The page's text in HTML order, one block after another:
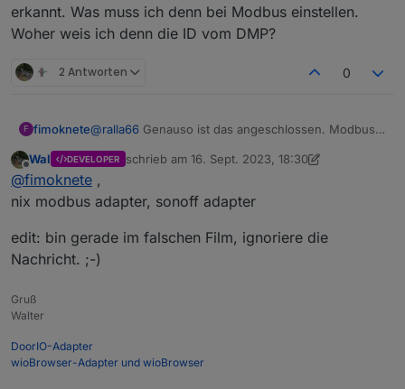
erkannt. Was muss ich denn bei Modbus einstellen.
Woher weis ich denn die ID vom DMP?
2 Antworten 0
F fimoknete@ralla66 Genauso ist das angeschlossen. Modbus
Gerätemanager ist der Stick allerdings als Port10
Serial erkannt. Was muss ich denn bei Modbus
einstellen. Woher weis ich denn die ID vom DMP?
Offline
Wal DEVELOPER schrieb am 16. Sept. 2023, 18:30
zuletzt editiert von Wal
@fimoknete ,
nix modbus adapter, sonoff adapter
edit: bin gerade im falschen Film, ignoriere die
Nachricht. ;-)
Gruß
Walter
DoorIO-Adapter
wioBrowser-Adapter und wioBrowser